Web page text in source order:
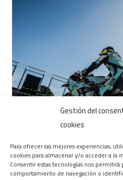
Gestión del
cookies
Para ofrecer las mejores experiencias,
cookies para almacenar y/o acceder a la
Consentir estas tecnologías nos
comportamiento de navegación o